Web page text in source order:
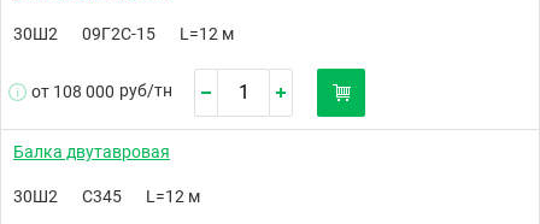
30Ш2 09Г2С-15 L=12 м
от 108 000 руб/тн
Балка двутавровая
30Ш2 С345 L=12 м